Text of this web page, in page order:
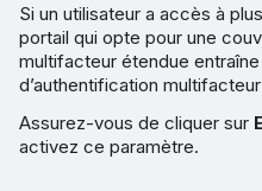
Si un utilisateur a accès à
portail qui opte pour une
multifacteur étendue
d’authentification
Assurez-vous de cliquer sur
activez ce paramètre.